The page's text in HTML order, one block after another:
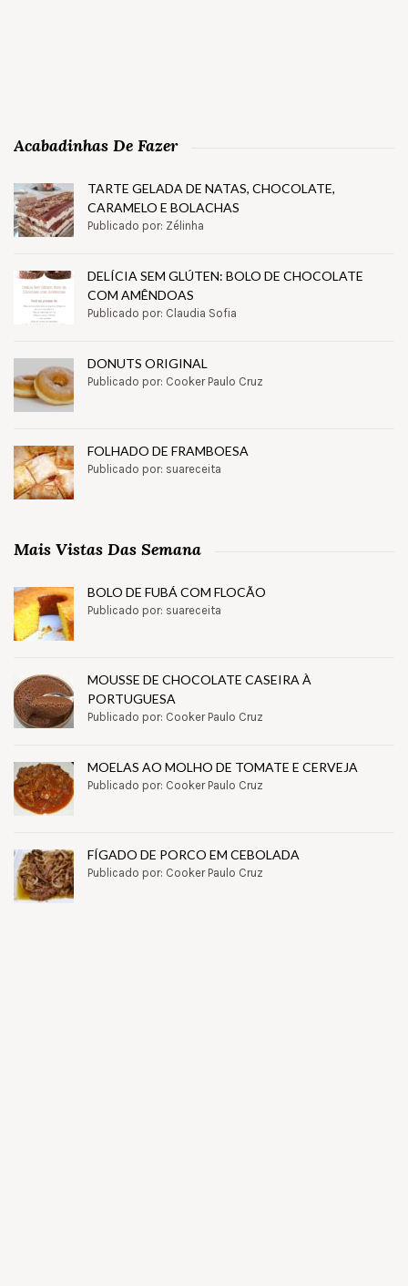
Acabadinhas De Fazer
TARTE GELADA DE NATAS, CHOCOLATE,
CARAMELO E BOLACHAS
Publicado por: Zélinha
DELÍCIA SEM GLÚTEN: BOLO DE CHOCOLATE
COM AMÊNDOAS
Publicado por: Claudia Sofia
DONUTS ORIGINAL
Publicado por: Cooker Paulo Cruz
FOLHADO DE FRAMBOESA
Publicado por: suareceita
Mais Vistas Das Semana
BOLO DE FUBÁ COM FLOCÃO
Publicado por: suareceita
MOUSSE DE CHOCOLATE CASEIRA À
PORTUGUESA
Publicado por: Cooker Paulo Cruz
MOELAS AO MOLHO DE TOMATE E CERVEJA
Publicado por: Cooker Paulo Cruz
FÍGADO DE PORCO EM CEBOLADA
Publicado por: Cooker Paulo Cruz